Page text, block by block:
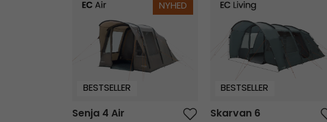
NYHED
BESTSELLER
Senja 4 Air
BESTSELLER
Skarvan 6